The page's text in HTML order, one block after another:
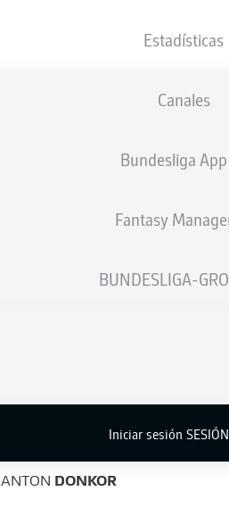
Estadísticas
Canales
Bundesliga App
Fantasy
BUNDESLIGA-
Iniciar sesión SESIÓN
Anuncio
ANTON DONKOR